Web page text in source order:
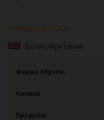
Университет Сити
Великобритания
Форма обучен.
Начало
Продолж.